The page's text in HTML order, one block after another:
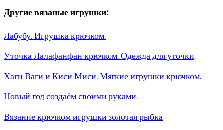
Другие вязаные игрушки:
Лабубу. Игрушка крючком.
Уточка Лалафанфан крючком. Одежда для уточки.
Хаги Ваги и Киси Миси. Мягкие игрушки крючком.
Новый год создаём своими руками.
Вязание крючком игрушки золотая рыбка